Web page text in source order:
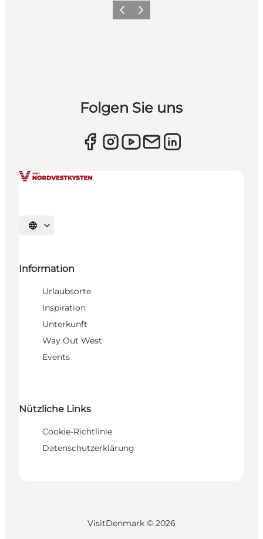
ZurückWeiter
Folgen Sie uns
Sprache auswählen
Information
Urlaubsorte
Inspiration
Unterkunft
Way Out West
Events
Nützliche Links
Cookie-Richtlinie
Datenschutzerklärung
VisitDenmark © 2026